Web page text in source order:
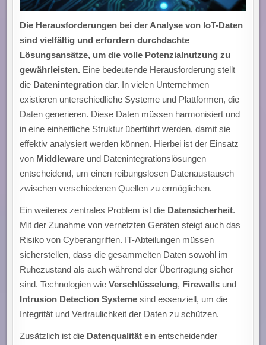
Die Herausforderungen bei der Analyse von IoT-Daten
sind vielfältig und erfordern durchdachte
Lösungsansätze, um die volle Potenzialnutzung zu
gewährleisten. Eine bedeutende Herausforderung stellt
die Datenintegration dar. In vielen Unternehmen
existieren unterschiedliche Systeme und Plattformen, die
Daten generieren. Diese Daten müssen harmonisiert und
in eine einheitliche Struktur überführt werden, damit sie
effektiv analysiert werden können. Hierbei ist der Einsatz
von Middleware und Datenintegrationslösungen
entscheidend, um einen reibungslosen Datenaustausch
zwischen verschiedenen Quellen zu ermöglichen.
Ein weiteres zentrales Problem ist die Datensicherheit.
Mit der Zunahme von vernetzten Geräten steigt auch das
Risiko von Cyberangriffen. IT-Abteilungen müssen
sicherstellen, dass die gesammelten Daten sowohl im
Ruhezustand als auch während der Übertragung sicher
sind. Technologien wieVerschlüsselung, Firewalls und
Intrusion Detection Systeme sind essenziell, um die
Integrität und Vertraulichkeit der Daten zu schützen.
Zusätzlich ist die Datenqualität ein entscheidender